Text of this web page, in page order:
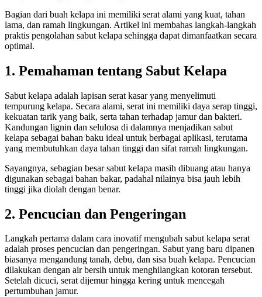
Bagian dari buah kelapa ini memiliki serat alami yang kuat, tahan
lama, dan ramah lingkungan. Artikel ini membahas langkah-langkah
praktis pengolahan sabut kelapa sehingga dapat dimanfaatkan secara
optimal.
1. Pemahaman tentang Sabut Kelapa
Sabut kelapa adalah lapisan serat kasar yang menyelimuti
tempurung kelapa. Secara alami, serat ini memiliki daya serap tinggi,
kekuatan tarik yang baik, serta tahan terhadap jamur dan bakteri.
Kandungan lignin dan selulosa di dalamnya menjadikan sabut
kelapa sebagai bahan baku ideal untuk berbagai aplikasi, terutama
yang membutuhkan daya tahan tinggi dan sifat ramah lingkungan.
Sayangnya, sebagian besar sabut kelapa masih dibuang atau hanya
digunakan sebagai bahan bakar, padahal nilainya bisa jauh lebih
tinggi jika diolah dengan benar.
2. Pencucian dan Pengeringan
Langkah pertama dalam cara inovatif mengubah sabut kelapa serat
adalah proses pencucian dan pengeringan. Sabut yang baru dipanen
biasanya mengandung tanah, debu, dan sisa buah kelapa. Pencucian
dilakukan dengan air bersih untuk menghilangkan kotoran tersebut.
Setelah dicuci, serat dijemur hingga kering untuk mencegah
pertumbuhan jamur.